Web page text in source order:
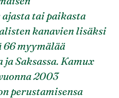
tai paikasta
kanavien lisäksi
66 myymälää
ja Saksassa. Kamux
2003
perustamisensa